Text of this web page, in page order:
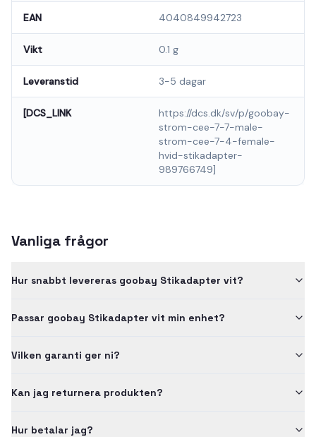
EAN 4040849942723
Vikt 0.1 g
Leveranstid 3-5 dagar
[DCS_LINK
https://dcs.dk/sv/p/goobay-
strom-cee-7-7-male-
strom-cee-7-4-female-
hvid-stikadapter-
989766749]
Vanliga frågor
Hur snabbt levereras goobay Stikadapter vit?
Passar goobay Stikadapter vit min enhet?
Vilken garanti ger ni?
Kan jag returnera produkten?
Hur betalar jag?